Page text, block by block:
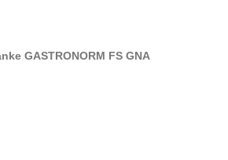
GASTRONORM FS GNA